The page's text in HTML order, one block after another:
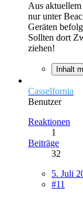
Aus
nur unter
Geräten
Sollten dort
ziehen!
Inhalt
Casselfornia
Benutzer
Reaktionen
1
Beiträge
32
5. Juli
#11